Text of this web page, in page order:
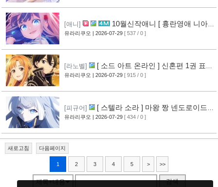
[애니]
10월신작애니 [ 흉란영애 니아
리스톤 ] PV 영상 공개 [13]
유라리쿠오 | 2026-07-29 [ 537 / 0 ]
[라노벨]
[ 소드 아트 온라인 ] 신혼편 1권 표지
공개 [16]
유라리쿠오 | 2026-07-29 [ 915 / 0 ]
[피규어]
[ 스텔라 소라 ] 마왕 짱 넨도로이드
공개 [10]
유라리쿠오 | 2026-07-29 [ 434 / 0 ]
새로고침 다음페이지
1 2 3 4 5 > >>
제목+내용 검색